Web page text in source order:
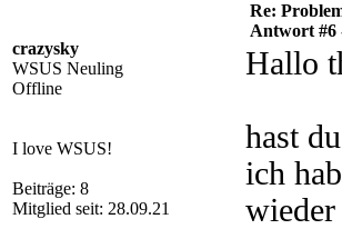
crazysky
WSUS Neuling
Offline
I love WSUS!
Beiträge: 8
Mitglied seit: 28.09.21
Re:
Antwort #6
Hallo
hast
ich
wieder